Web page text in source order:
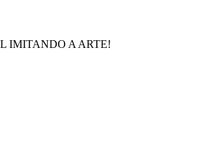
IMITANDO A ARTE!